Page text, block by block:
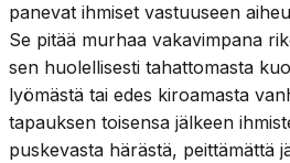
panevat ihmiset vastuuseen
Se pitää murhaa vakavimpana
sen huolellisesti tahattomasta
lyömästä tai edes kiroamasta
tapauksen toisensa jälkeen
puskevasta härästä, peittämättä